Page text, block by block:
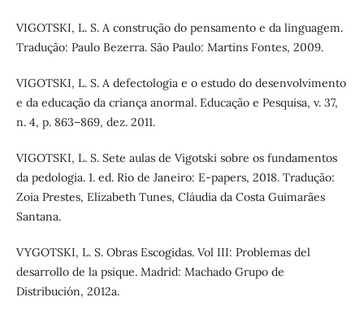
VIGOTSKI, L. S. A construção do pensamento e da linguagem.
Tradução: Paulo Bezerra. São Paulo: Martins Fontes, 2009.
VIGOTSKI, L. S. A defectologia e o estudo do desenvolvimento
e da educação da criança anormal. Educação e Pesquisa, v. 37,
n. 4, p. 863–869, dez. 2011.
VIGOTSKI, L. S. Sete aulas de Vigotski sobre os fundamentos
da pedologia. 1. ed. Rio de Janeiro: E-papers, 2018. Tradução:
Zoia Prestes, Elizabeth Tunes, Cláudia da Costa Guimarães
Santana.
VYGOTSKI, L. S. Obras Escogidas. Vol III: Problemas del
desarrollo de la psique. Madrid: Machado Grupo de
Distribución, 2012a.